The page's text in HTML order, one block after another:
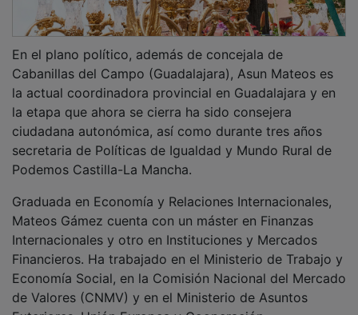
Cabanillas del Campo (Guadalajara), Asun Mateos es
la actual coordinadora provincial en Guadalajara y en
la etapa que ahora se cierra ha sido consejera
ciudadana autonómica, así como durante tres años
secretaria de Políticas de Igualdad y Mundo Rural de
Podemos Castilla-La Mancha.
Mateos Gámez cuenta con un máster en Finanzas
Internacionales y otro en Instituciones y Mercados
Financieros. Ha trabajado en el Ministerio de Trabajo y
Economía Social, en la Comisión Nacional del Mercado
de Valores (CNMV) y en el Ministerio de Asuntos
Exteriores, Unión Europea y Cooperación.